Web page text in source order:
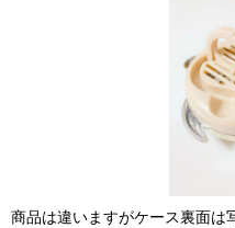
商品は違いますがケース裏面は